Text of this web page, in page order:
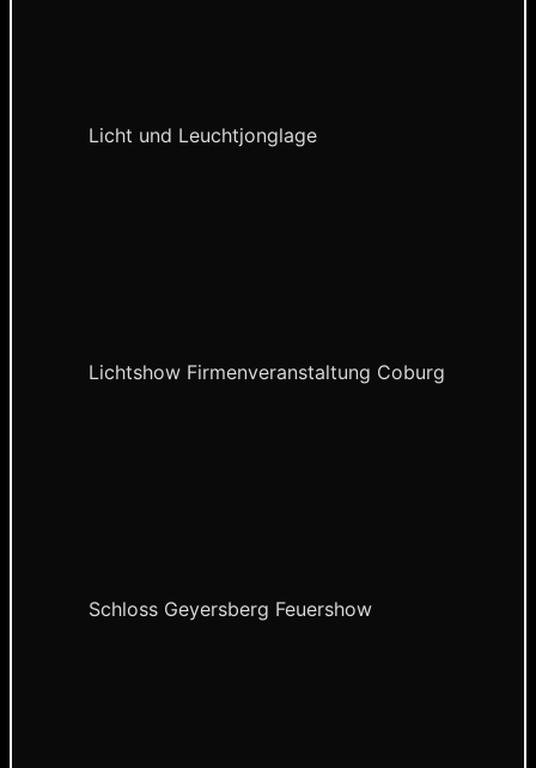
Licht und Leuchtjonglage
Lichtshow Firmenveranstaltung Coburg
Schloss Geyersberg Feuershow